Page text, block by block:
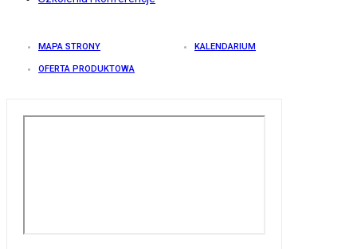
MAPA STRONY KALENDARIUM
OFERTA PRODUKTOWA